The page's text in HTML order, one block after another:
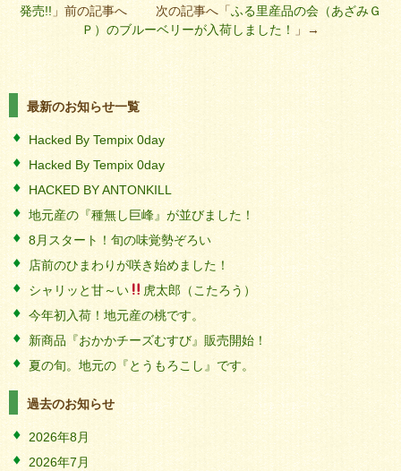
発売!!」前の記事へ 次の記事へ「ふる里産品の会（あざみＧ
Ｐ）のブルーベリーが入荷しました！
」→
最新のお知らせ一覧
Hacked By Tempix 0day
Hacked By Tempix 0day
HACKED BY ANTONKILL
地元産の『種無し巨峰』が並びました！
8月スタート！旬の味覚勢ぞろい
店前のひまわりが咲き始めました！
シャリッと甘～い
虎太郎（こたろう）
今年初入荷！地元産の桃です。
新商品『おかかチーズむすび』販売開始！
夏の旬。地元の『とうもろこし』です。
過去のお知らせ
2026年8月
2026年7月